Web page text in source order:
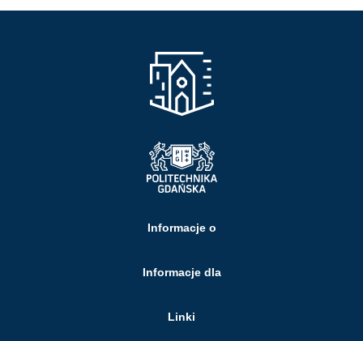
Informacje o
Informacje dla
Linki